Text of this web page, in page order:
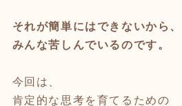
それが簡単にはできないから、
みんな苦しんでいるのです。
今回は、
肯定的な思考を育てるための